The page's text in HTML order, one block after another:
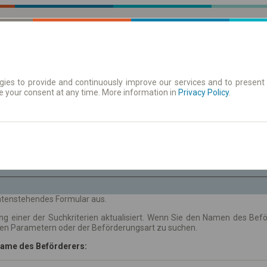
Tickets Aushangfahrplan
Formular aus.
einer der Suchkriterien aktualisiert. Wenn Sie den Namen des
Parametern oder der Beförderungsart zu suchen.
des Beförderers:
to provide and continuously improve our services and to
your consent at any time. More information in Privacy Policy.